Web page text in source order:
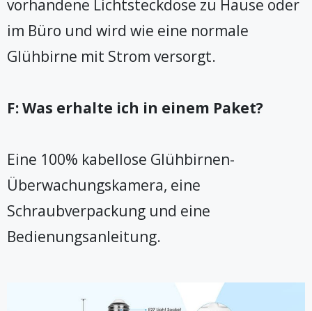
vorhandene Lichtsteckdose zu Hause oder
im Büro und wird wie eine normale
Glühbirne mit Strom versorgt.
F: Was erhalte ich in einem Paket?
Eine 100% kabellose Glühbirnen-
Überwachungskamera, eine
Schraubverpackung und eine
Bedienungsanleitung.